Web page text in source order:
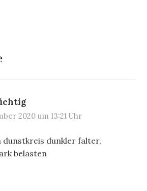
2020 um 13:21 Uhr
dunstkreis dunkler falter,
belasten